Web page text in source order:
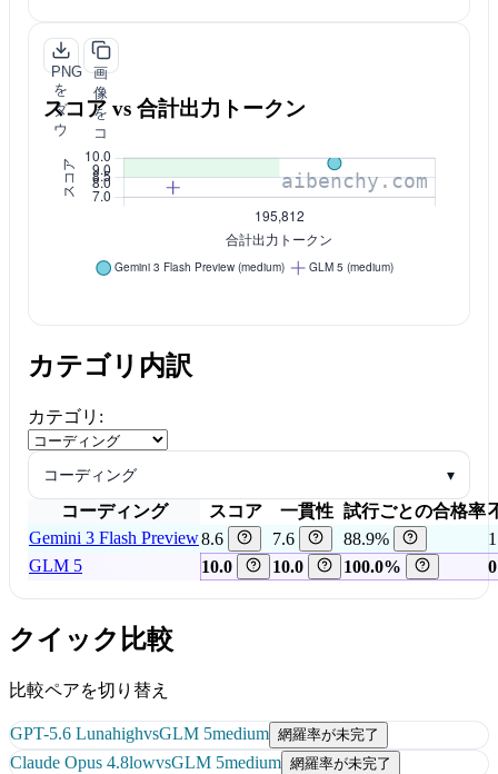
PNG
を
ダ
ウ
ロ
ー
画
像
を
コ
ピ
ー
スコア vs 合計出力トークン
カテゴリ内訳
カテゴリ:
コーディング ▾
コーディング スコア 一貫性 試行ごとの合格率
Gemini 3 Flash Preview8.6 7.6 88.9%
1
GLM 5
10.0 10.0 100.0% 0
クイック比較
比較ペアを切り替え
GPT-5.6 LunahighvsGLM 5medium 網羅率が未完了
Claude Opus 4.8lowvsGLM 5medium 網羅率が未完了